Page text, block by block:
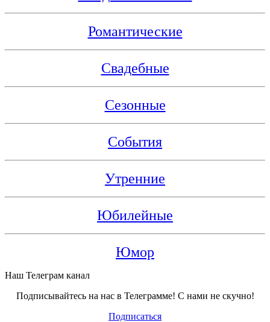
Романтические
Свадебные
Сезонные
События
Утренние
Юбилейные
Юмор
Наш Телеграм канал
Подписывайтесь на нас в Телеграмме! С нами не скучно!
Подписаться